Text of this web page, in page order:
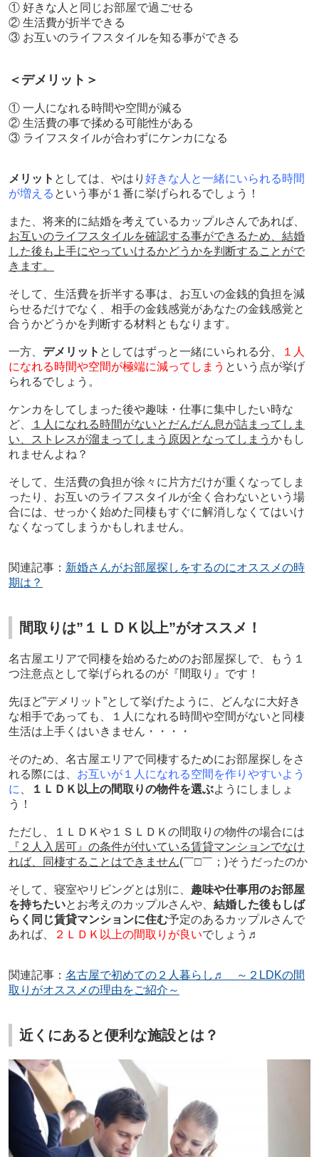
① 好きな人と同じお部屋で過ごせる
② 生活費が折半できる
③ お互いのライフスタイルを知る事ができる
＜デメリット＞
① 一人になれる時間や空間が減る
② 生活費の事で揉める可能性がある
③ ライフスタイルが合わずにケンカになる
メリット としては、やはり 好きな人と一緒にいられる時間
が増える という事が１番に挙げられるでしょう！
また、将来的に結婚を考えているカップルさんであれば、
お互いのライフスタイルを確認する事ができるため、結婚
した後も上手にやっていけるかどうかを判断することがで
きます。
そして、生活費を折半する事は、お互いの金銭的負担を減
らせるだけでなく、相手の金銭感覚があなたの金銭感覚と
合うかどうかを判断する材料ともなります。
一方、 デメリット としてはずっと一緒にいられる分、
１人
になれる時間や空間が極端に減ってしまう という点が挙げ
られるでしょう。
ケンカをしてしまった後や趣味・仕事に集中したい時な
ど、
１人になれる時間がないとだんだん息が詰まってしま
い、ストレスが溜まってしまう原因となってしまう かもし
れませんよね？
そして、生活費の負担が徐々に片方だけが重くなってしま
ったり、お互いのライフスタイルが全く合わないという場
合には、せっかく始めた同棲もすぐに解消しなくてはいけ
なくなってしまうかもしれません。
関連記事： 新婚さんがお部屋探しをするのにオススメの時
期は？
間取りは”１ＬＤＫ以上”がオススメ！
名古屋エリアで同棲を始めるためのお部屋探しで、もう１
つ注意点として挙げられるのが『間取り』です！
先ほど”デメリット”として挙げたように、どんなに大好き
な相手であっても、１人になれる時間や空間がないと同棲
生活は上手くはいきません・・・・
そのため、名古屋エリアで同棲するためにお部屋探しをさ
れる際には、 お互いが１人になれる空間を作りやすいよう
に
１ＬＤＫ以上の間取りの物件を選ぶようにしましょ
う！
ただし、１ＬＤＫや１ＳＬＤＫの間取りの物件の場合には
『２人入居可』の条件が付いている賃貸マンションでなけ
れば、同棲することはできません(￣□￣；)そうだったのか
そして、寝室やリビングとは別に、 趣味や仕事用のお部屋
を持ちたいとお考えのカップルさんや、 結婚した後もしば
らく同じ賃貸マンションに住む予定のあるカップルさんで
あれば、
２ＬＤＫ以上の間取りが良いでしょう♬
関連記事： 名古屋で初めての２人暮らし♬ ～２LDKの間
取りがオススメの理由をご紹介～
近くにあると便利な施設とは？